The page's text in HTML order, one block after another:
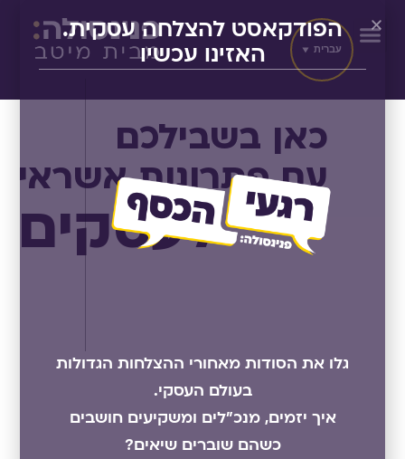
עברית
כאן בשבילכם
עם פתרונות אשראי
לעסקים
הפודקאסט להצלחה עסקית.
האזינו עכשיו
גלו את הסודות מאחורי ההצלחות הגדולות
בעולם העסקי.
איך יזמים, מנכ"לים ומשקיעים חושבים
כשהם שוברים שיאים?